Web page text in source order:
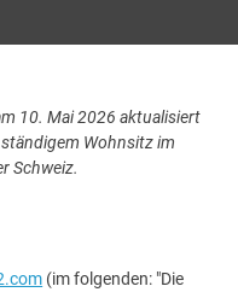
10. Mai 2026 aktualisiert
Wohnsitz im
Schweiz.
(im folgenden: "Die